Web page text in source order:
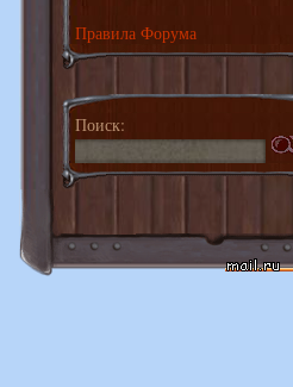
Правила Форума
Поиск: